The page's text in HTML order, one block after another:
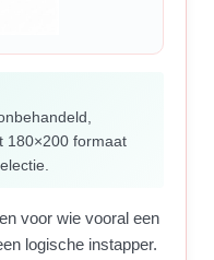
180×200 formaat
voor wie vooral een
logische instapper.